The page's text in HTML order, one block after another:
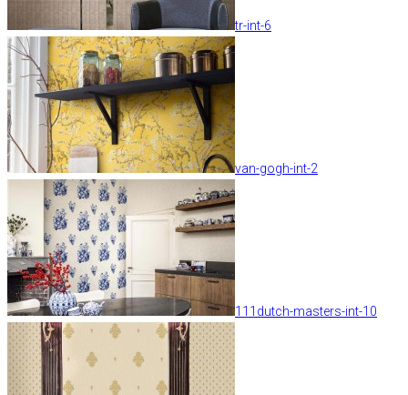
tr-int-6
van-gogh-int-2
111dutch-masters-int-10